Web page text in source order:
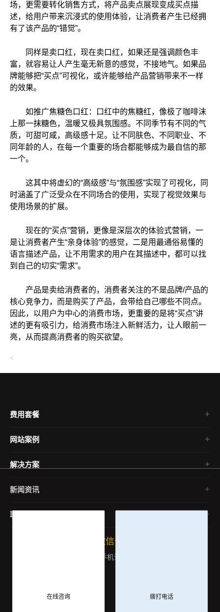
场，更需要转化销售方式，将产品卖点展现变成买点描
述，给用户带来沉浸式的使用体验，让消费者产生已经拥
有了该产品的“错觉”。
同样是卖口红，现在卖口红，如果还是强调颜色丰
富，就容易让人产生毫无新意的感觉，不接地气。如果品
牌能够把“买点”可视化，或许能够给产品营销带来不一样
的效果。
如推广焦糖色口红：口红中的焦糖红，像极了咖啡沫
上那一抹糖色，温暖又极具氛围感。不同季节有不同的气
质，可甜可咸，高级感十足。让不同肤色、不同职业、不
同年龄的人，在每一个重要的场合都能够成为最自信的那
一个。
这其中将虚幻的“高级感”与“氛围感”实现了可视化，同
时涵盖了广泛受众在不同场合的使用，实现了视觉效果与
使用场景的扩展。
现在的“买点”营销，更像是深层次的体验式营销，一
是让消费者产生“亲身体验”的感觉，二是用最通俗易懂的
语言描述产品，让不用需求的用户在其描述中，都可以找
到自己的切实“需求”。
产品是卖给消费者的，消费者关注的不是品牌/产品的
核心竞争力，而是购买了产品，会带给自己哪些不同点。
因此，以用户为中心的消费市场，更重要的是将“买点”讲
述的更有吸引力，给消费市场注入新鲜活力，让人眼前一
亮，从而提高消费者的购买欲望。
<
费用套餐
公司简介
人才招聘
网站案例
模板建站案例
网站定制案例
解决方案
新闻资讯
网络运营
联系我们
加微信咨询
在线咨询 拨打电话